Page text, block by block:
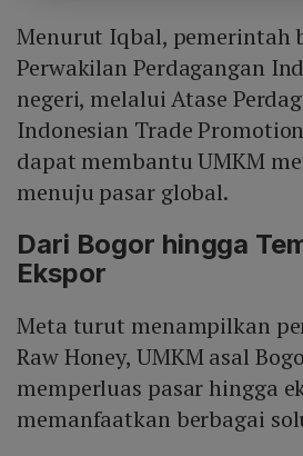
Menurut Iqbal, pemerintah
Perwakilan Perdagangan
negeri, melalui Atase
Indonesian Trade
dapat membantu UMKM
menuju pasar global.
Dari Bogor hingga
Ekspor
Meta turut menampilkan
Raw Honey, UMKM asal
memperluas pasar hingga
memanfaatkan berbagai